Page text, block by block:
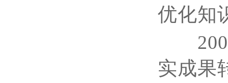
优化知
2008
实成果